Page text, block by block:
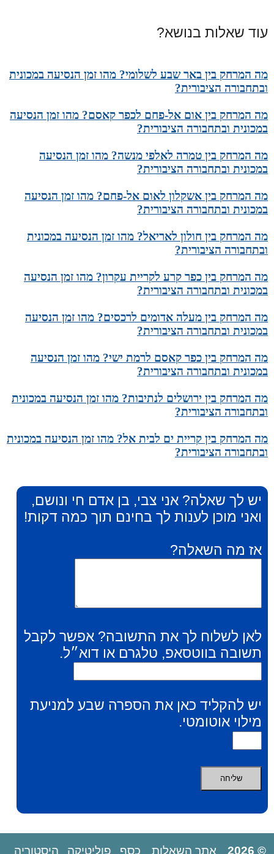
עוד שאלות בנושא?
מה המרחק בין באר שבע לשלומי? מהו זמן הנסיעה במכונית
ובתחבורה הציבורית?
מה המרחק בין אום אל-פחם לכפר קאסם? מהו זמן הנסיעה
במכונית ובתחבורה הציבורית?
מה המרחק בין טמרה לאלפי מנשה? מהו זמן הנסיעה
במכונית ובתחבורה הציבורית?
מה המרחק בין אשקלון לאום אל-פחם? מהו זמן הנסיעה
במכונית ובתחבורה הציבורית?
מה המרחק בין חולון לאריאל? מהו זמן הנסיעה במכונית
ובתחבורה הציבורית?
מה המרחק בין כפר קרע לקריית עקרון? מהו זמן הנסיעה
במכונית ובתחבורה הציבורית?
מה המרחק בין מעלה אדומים לרכסים? מהו זמן הנסיעה
במכונית ובתחבורה הציבורית?
מה המרחק בין כפר קאסם לרמת ישי? מהו זמן הנסיעה
במכונית ובתחבורה הציבורית?
מה המרחק בין ירושלים לנתיבות? מהו זמן הנסיעה במכונית
ובתחבורה הציבורית?
מה המרחק בין קריית ים לבית אל? מהו זמן הנסיעה במכונית
ובתחבורה הציבורית?
יש לך שאלה? אני צבי, בן אדם חי ונושם,
ואני מוכן לענות לך בחינם תוך כמה דקות!
אז מה השאלה?
לאן לשלוח לך את התשובה? אפשר לקבל
תשובה בווטסאפ, טלגרם או דוא״ל.
יש להקליד כאן את הספרה שבע למניעת
מילוי אוטומטי.
© 2026 אתר השאלות כסף פוליטיקה היסטוריה